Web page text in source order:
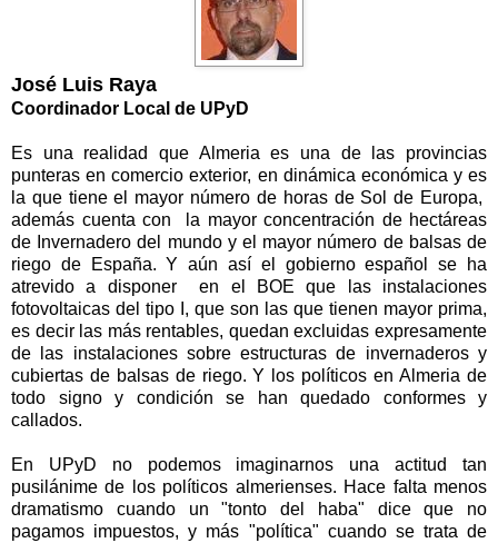
José Luis Raya
Coordinador Local de UPyD
Es una realidad que Almeria es una de las provincias
punteras en comercio exterior, en dinámica económica y es
la que tiene el mayor número de horas de Sol de Europa,
además cuenta con la mayor concentración de hectáreas
de Invernadero del mundo y el mayor número de balsas de
riego de España. Y aún así el gobierno español se ha
atrevido a disponer en el BOE que las instalaciones
fotovoltaicas del tipo I, que son las que tienen mayor prima,
es decir las más rentables, quedan excluidas expresamente
de las instalaciones sobre estructuras de invernaderos y
cubiertas de balsas de riego. Y los políticos en Almeria de
todo signo y condición se han quedado conformes y
callados.
En UPyD no podemos imaginarnos una actitud tan
pusilánime de los políticos almerienses. Hace falta menos
dramatismo cuando un "tonto del haba" dice que no
pagamos impuestos, y más "política" cuando se trata de